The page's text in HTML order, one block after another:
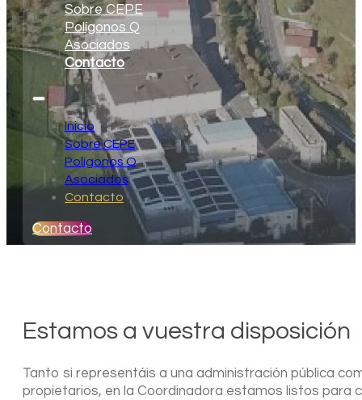
Sobre CEPE
Polígonos Q
Asociados
Contacto
Inicio
Sobre CEPE
Polígonos Q
Asociados
Contacto
Contacto
Estamos a vuestra disposición
Tanto si representáis a una administración pública
propietarios, en la Coordinadora estamos listos para